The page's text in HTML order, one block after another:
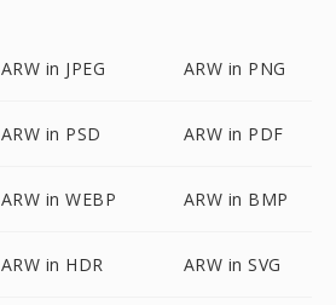
ARW in JPEG ARW in PNG
ARW in PSD ARW in PDF
ARW in WEBP ARW in BMP
ARW in HDR ARW in SVG